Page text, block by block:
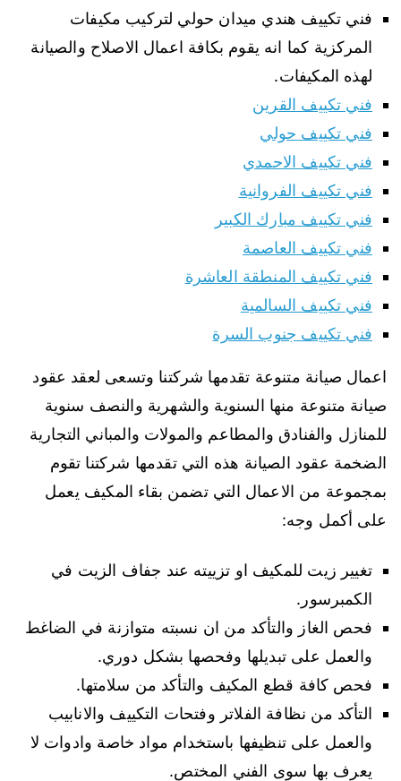
فني تكييف هندي ميدان حولي لتركيب مكيفات
المركزية كما انه يقوم بكافة اعمال الاصلاح والصيانة
لهذه المكيفات.
فني تكييف القرين
فني تكييف حولي
فني تكييف الاحمدي
فني تكييف الفروانية
فني تكييف مبارك الكبير
فني تكييف العاصمة
فني تكييف المنطقة العاشرة
فني تكييف السالمية
فني تكييف جنوب السرة
اعمال صيانة متنوعة تقدمها شركتنا وتسعى لعقد عقود
صيانة متنوعة منها السنوية والشهرية والنصف سنوية
للمنازل والفنادق والمطاعم والمولات والمباني التجارية
الضخمة عقود الصيانة هذه التي تقدمها شركتنا تقوم
بمجموعة من الاعمال التي تضمن بقاء المكيف يعمل
على أكمل وجه:
تغيير زيت للمكيف او تزييته عند جفاف الزيت في
الكمبرسور.
فحص الغاز والتأكد من ان نسبته متوازنة في الضاغط
والعمل على تبديلها وفحصها بشكل دوري.
فحص كافة قطع المكيف والتأكد من سلامتها.
التأكد من نظافة الفلاتر وفتحات التكييف والانابيب
والعمل على تنظيفها باستخدام مواد خاصة وادوات لا
يعرف بها سوى الفني المختص.